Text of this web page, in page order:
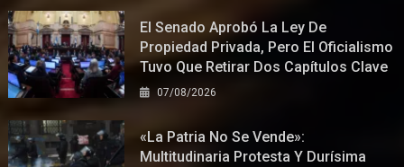
El Senado Aprobó La Ley De
Propiedad Privada, Pero El Oficialismo
Tuvo Que Retirar Dos Capítulos Clave
07/08/2026
«La Patria No Se Vende»:
Multitudinaria Protesta Y Durísima